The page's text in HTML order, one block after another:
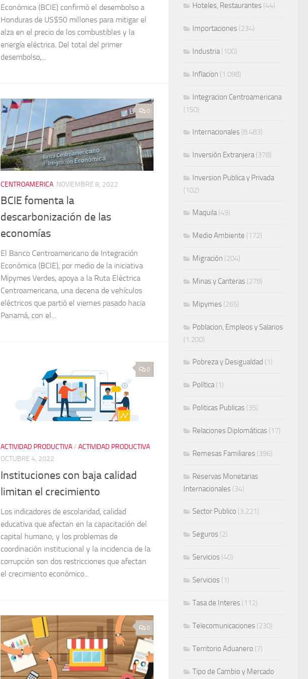
Económica (BCIE) confirmó el desembolso a
Honduras de US$50 millones para mitigar el
alza en el precio de los combustibles y la
energía eléctrica. Del total del primer
desembolso,...
0
CENTROAMERICA NOVIEMBRE 8, 2022
BCIE fomenta la
descarbonización de las
economías
El Banco Centroamericano de Integración
Económica (BCIE), por medio de la iniciativa
Mipymes Verdes, apoya a la Ruta Eléctrica
Centroamericana, una decena de vehículos
eléctricos que partió el viernes pasado hacia
Panamá, con el...
0
ACTIVIDAD PRODUCTIVA/ ACTIVIDAD PRODUCTIVA
OCTUBRE 4, 2022
Instituciones con baja calidad
limitan el crecimiento
Los indicadores de escolaridad, calidad
educativa que afectan en la capacitación del
capital humano; y los problemas de
coordinación institucional y la incidencia de la
corrupción son dos restricciones que afectan
el crecimiento económico...
0
Hoteles, Restaurantes (44)
Importaciones (234)
Industria(100)
Inflacion (1.098)
Integracion Centroamericana
(150)
Internacionales (8.483)
Inversión Extranjera(378)
Inversion Publica y Privada
(102)
Maquila(49)
Medio Ambiente (172)
Migración (204)
Minas y Canteras (278)
Mipymes (265)
Poblacion, Empleos y Salarios
(1.200)
Pobreza y Desigualdad (1)
Política(1)
Politicas Publicas (35)
Relaciones Diplomáticas (17)
Remesas Familiares (396)
Reservas Monetarias
Internacionales (34)
Sector Publico (3.221)
Seguros (2)
Servicios (40)
Servicios (1)
Tasa de Interes (112)
Telecomunicaciones (230)
Territorio Aduanero (7)
Tipo de Cambio y Mercado